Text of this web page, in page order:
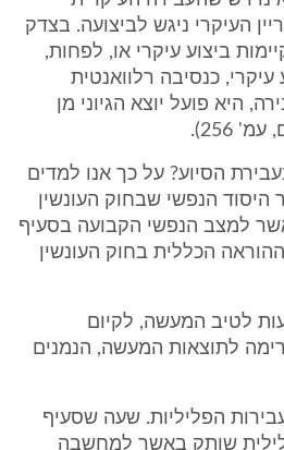
העיקרי ניגש לביצועה. בצדק
ביצוע עיקרי או, לפחות,
כנסיבה רלוואנטית
היא פועל יוצא הגיוני מן
256).
הסיוע? על כך אנו למדים
הנפשי שבחוק העונשין
למצב הנפשי הקבועה בסעיף
הכללית בחוק העונשין
לטיב המעשה, לקיום
לתוצאות המעשה, הנמנים
הפליליות. שעה שסעיף
שותק באשר למחשבה